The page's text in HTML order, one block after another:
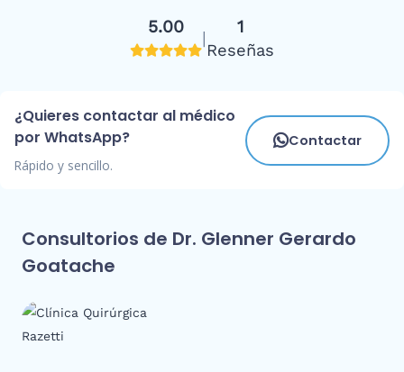
5.00
|
1
Reseñas
¿Quieres contactar al médico
por WhatsApp?
Rápido y sencillo.
Contactar
Consultorios de Dr. Glenner Gerardo
Goatache